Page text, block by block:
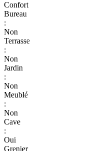
Confort
Bureau
:
Non
Terrasse
:
Non
Jardin
:
Non
Meublé
:
Non
Cave
:
Oui
Grenier